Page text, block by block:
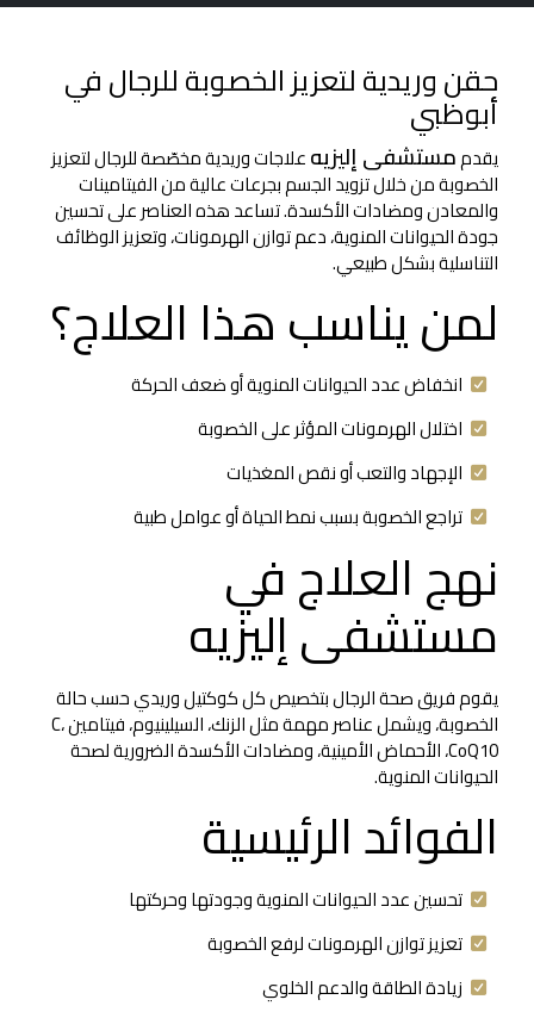
حقن وريدية لتعزيز الخصوبة للرجال في
أبوظبي
يقدممستشفى إليزيهعلاجات وريدية مخصّصة للرجال لتعزيز
الخصوبة من خلال تزويد الجسم بجرعات عالية من الفيتامينات
والمعادن ومضادات الأكسدة. تساعد هذه العناصر على تحسين
جودة الحيوانات المنوية، دعم توازن الهرمونات، وتعزيز الوظائف
التناسلية بشكل طبيعي.
لمن يناسب هذا العلاج؟
انخفاض عدد الحيوانات المنوية أو ضعف الحركة
اختلال الهرمونات المؤثر على الخصوبة
الإجهاد والتعب أو نقص المغذيات
تراجع الخصوبة بسبب نمط الحياة أو عوامل طبية
نهج العلاج في
مستشفى إليزيه
يقوم فريق صحة الرجال بتخصيص كل كوكتيل وريدي حسب حالة
الخصوبة، ويشمل عناصر مهمة مثل الزنك، السيلينيوم، فيتامين C،
CoQ10، الأحماض الأمينية، ومضادات الأكسدة الضرورية لصحة
الحيوانات المنوية.
الفوائد الرئيسية
تحسين عدد الحيوانات المنوية وجودتها وحركتها
تعزيز توازن الهرمونات لرفع الخصوبة
زيادة الطاقة والدعم الخلوي